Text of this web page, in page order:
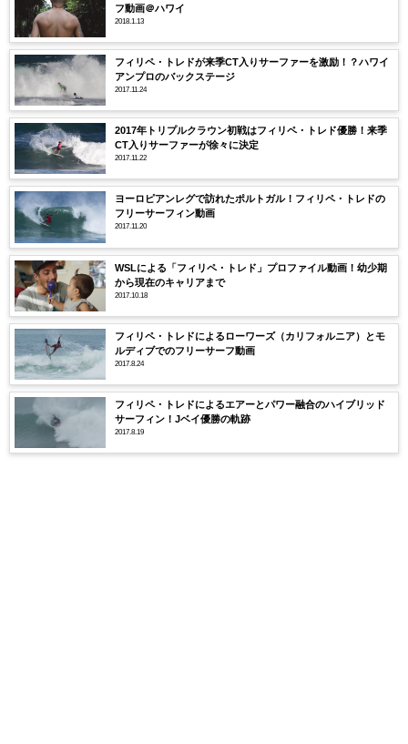
フ動画＠ハワイ
2018.1.13
フィリペ・トレドが来季CT入りサーファーを激励！？ハワイ
アンプロのバックステージ
2017.11.24
2017年トリプルクラウン初戦はフィリペ・トレド優勝！来季
CT入りサーファーが徐々に決定
2017.11.22
ヨーロピアンレグで訪れたポルトガル！フィリペ・トレドの
フリーサーフィン動画
2017.11.20
WSLによる「フィリペ・トレド」プロファイル動画！幼少期
から現在のキャリアまで
2017.10.18
フィリペ・トレドによるローワーズ（カリフォルニア）とモ
ルディブでのフリーサーフ動画
2017.8.24
フィリペ・トレドによるエアーとパワー融合のハイブリッド
サーフィン！Jベイ優勝の軌跡
2017.8.19